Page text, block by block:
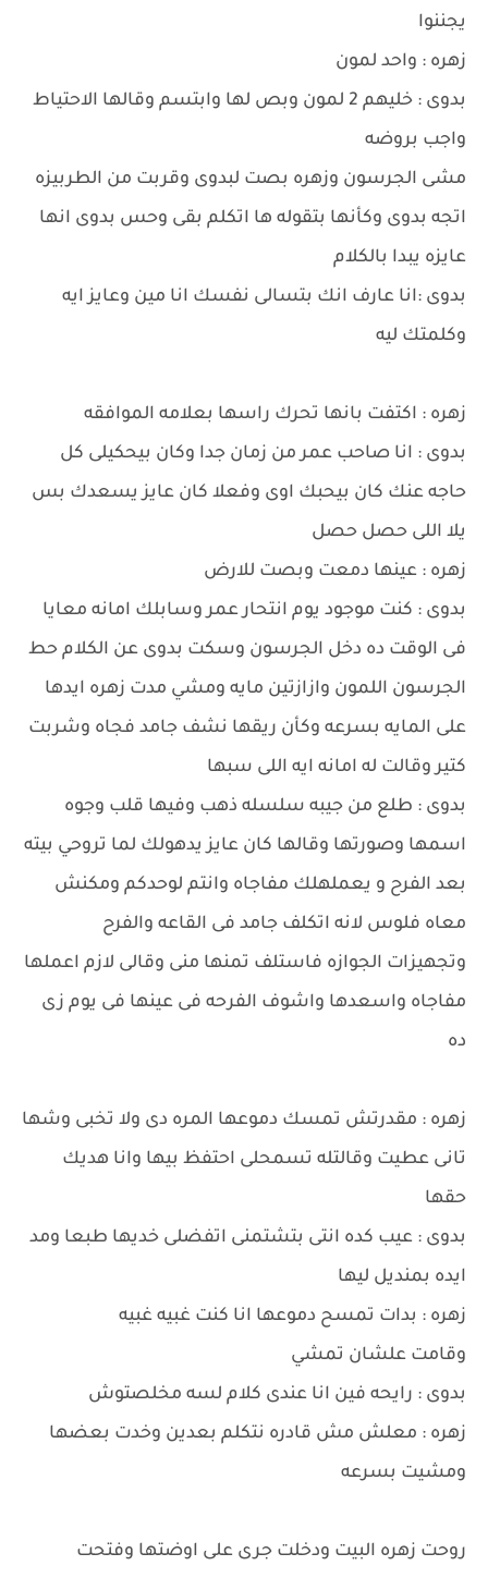
يجننوا
زهره : واحد لمون
بدوى : خليهم 2 لمون وبص لها وابتسم وقالها الاحتياط
واجب بروضه
مشى الجرسون وزهره بصت لبدوى وقربت من الطربيزه
اتجه بدوى وكأنها بتقوله ها اتكلم بقى وحس بدوى انها
عايزه يبدا بالكلام
بدوى :انا عارف انك بتسالى نفسك انا مين وعايز ايه
وكلمتك ليه
زهره : اكتفت بانها تحرك راسها بعلامه الموافقه
بدوى : انا صاحب عمر من زمان جدا وكان بيحكيلى كل
حاجه عنك كان بيحبك اوى وفعلا كان عايز يسعدك بس
يلا اللى حصل حصل
زهره : عينها دمعت وبصت للارض
بدوى : كنت موجود يوم انتحار عمر وسابلك امانه معايا
فى الوقت ده دخل الجرسون وسكت بدوى عن الكلام حط
الجرسون اللمون وازازتين مايه ومشي مدت زهره ايدها
على المايه بسرعه وكأن ريقها نشف جامد فجاه وشربت
كتير وقالت له امانه ايه اللى سبها
بدوى : طلع من جيبه سلسله ذهب وفيها قلب وجوه
اسمها وصورتها وقالها كان عايز يدهولك لما تروحي بيته
بعد الفرح و يعملهلك مفاجاه وانتم لوحدكم ومكنش
معاه فلوس لانه اتكلف جامد فى القاعه والفرح
وتجهيزات الجوازه فاستلف تمنها منى وقالى لازم اعملها
مفاجاه واسعدها واشوف الفرحه فى عينها فى يوم زى
ده
زهره : مقدرتش تمسك دموعها المره دى ولا تخبى وشها
تانى عطيت وقالتله تسمحلى احتفظ بيها وانا هديك
حقها
بدوى : عيب كده انتى بتشتمنى اتفضلى خديها طبعا ومد
ايده بمنديل ليها
زهره : بدات تمسح دموعها انا كنت غبيه غبيه
وقامت علشان تمشي
بدوى : رايحه فين انا عندى كلام لسه مخلصتوش
زهره : معلش مش قادره نتكلم بعدين وخدت بعضها
ومشيت بسرعه
روحت زهره البيت ودخلت جرى على اوضتها وفتحت